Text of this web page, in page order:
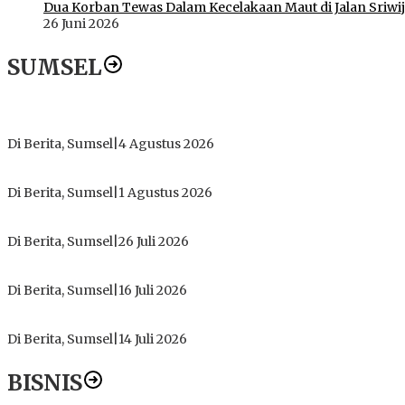
Dua Korban Tewas Dalam Kecelakaan Maut di Jalan
26 Juni 2026
SUMSEL
Di Berita, Sumsel 4 Agustus 2026
Di Berita, Sumsel 1 Agustus 2026
Di Berita, Sumsel 26 Juli 2026
Di Berita, Sumsel 16 Juli 2026
Di Berita, Sumsel 14 Juli 2026
BISNIS